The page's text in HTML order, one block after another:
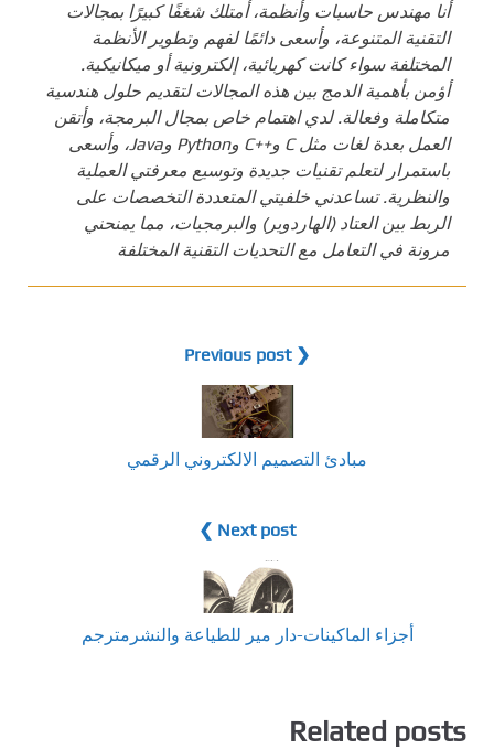
أنا مهندس حاسبات وأنظمة، أمتلك شغفًا كبيرًا بمجالات
التقنية المتنوعة، وأسعى دائمًا لفهم وتطوير الأنظمة
المختلفة سواء كانت كهربائية، إلكترونية أو ميكانيكية.
أؤمن بأهمية الدمج بين هذه المجالات لتقديم حلول هندسية
متكاملة وفعالة. لدي اهتمام خاص بمجال البرمجة، وأتقن
العمل بعدة لغات مثل C و++C وPython وJava، وأسعى
باستمرار لتعلم تقنيات جديدة وتوسيع معرفتي العملية
والنظرية. تساعدني خلفيتي المتعددة التخصصات على
الربط بين العتاد (الهاردوير) والبرمجيات، مما يمنحني
مرونة في التعامل مع التحديات التقنية المختلفة
❮ Previous post
مبادئ التصميم الالكتروني الرقمي
Next post ❯
أجزاء الماكينات-دار مير للطياعة والنشرمترجم
Related posts